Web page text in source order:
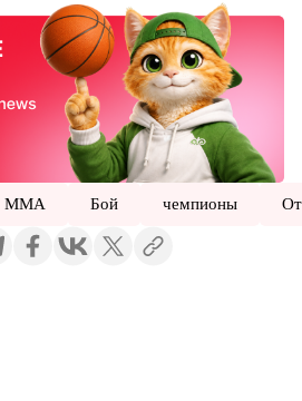
ММА Бой чемпионы